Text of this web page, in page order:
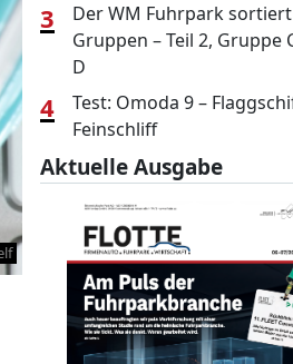
3
Der WM Fuhrpark
Gruppen – Teil 2, Gruppe
D
4
Test: Omoda 9 –
Feinschliff
Aktuelle Ausgabe